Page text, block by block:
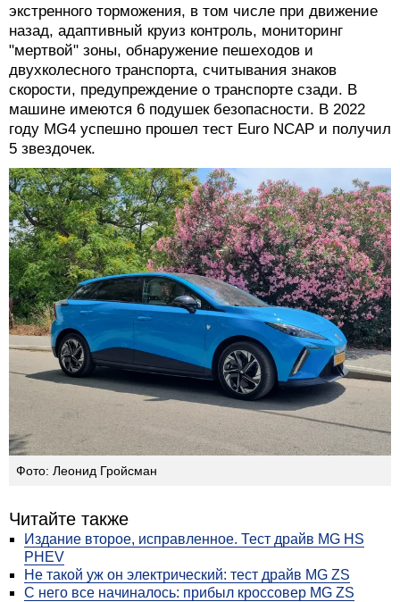
экстренного торможения, в том числе при движение
назад, адаптивный круиз контроль, мониторинг
"мертвой" зоны, обнаружение пешеходов и
двухколесного транспорта, считывания знаков
скорости, предупреждение о транспорте сзади. В
машине имеются 6 подушек безопасности. В 2022
году MG4 успешно прошел тест Euro NCAP и получил
5 звездочек.
Фото: Леонид Гройсман
Читайте также
Издание второе, исправленное. Тест драйв MG HS
PHEV
Не такой уж он электрический: тест драйв MG ZS
С него все начиналось: прибыл кроссовер MG ZS